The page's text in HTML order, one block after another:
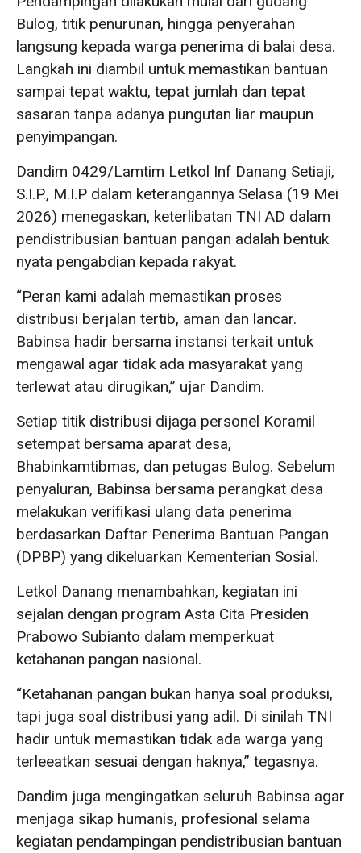
Bulog, titik penurunan, hingga penyerahan
langsung kepada warga penerima di balai desa.
Langkah ini diambil untuk memastikan bantuan
sampai tepat waktu, tepat jumlah dan tepat
sasaran tanpa adanya pungutan liar maupun
penyimpangan.
Dandim 0429/Lamtim Letkol Inf Danang Setiaji,
S.I.P., M.I.P dalam keterangannya Selasa (19 Mei
2026) menegaskan, keterlibatan TNI AD dalam
pendistribusian bantuan pangan adalah bentuk
nyata pengabdian kepada rakyat.
“Peran kami adalah memastikan proses
distribusi berjalan tertib, aman dan lancar.
Babinsa hadir bersama instansi terkait untuk
mengawal agar tidak ada masyarakat yang
terlewat atau dirugikan,” ujar Dandim.
Setiap titik distribusi dijaga personel Koramil
setempat bersama aparat desa,
Bhabinkamtibmas, dan petugas Bulog. Sebelum
penyaluran, Babinsa bersama perangkat desa
melakukan verifikasi ulang data penerima
berdasarkan Daftar Penerima Bantuan Pangan
(DPBP) yang dikeluarkan Kementerian Sosial.
Letkol Danang menambahkan, kegiatan ini
sejalan dengan program Asta Cita Presiden
Prabowo Subianto dalam memperkuat
ketahanan pangan nasional.
“Ketahanan pangan bukan hanya soal produksi,
tapi juga soal distribusi yang adil. Di sinilah TNI
hadir untuk memastikan tidak ada warga yang
terleeatkan sesuai dengan haknya,” tegasnya.
Dandim juga mengingatkan seluruh Babinsa agar
menjaga sikap humanis, profesional selama
kegiatan pendampingan pendistribusian bantuan